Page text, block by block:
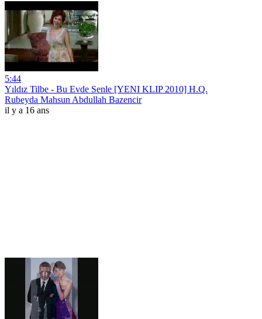
5:44
Yıldız Tilbe - Bu Evde Senle [YENI KLIP 2010] H.Q.
Rubeyda Mahsun Abdullah Bazencir
il y a 16 ans